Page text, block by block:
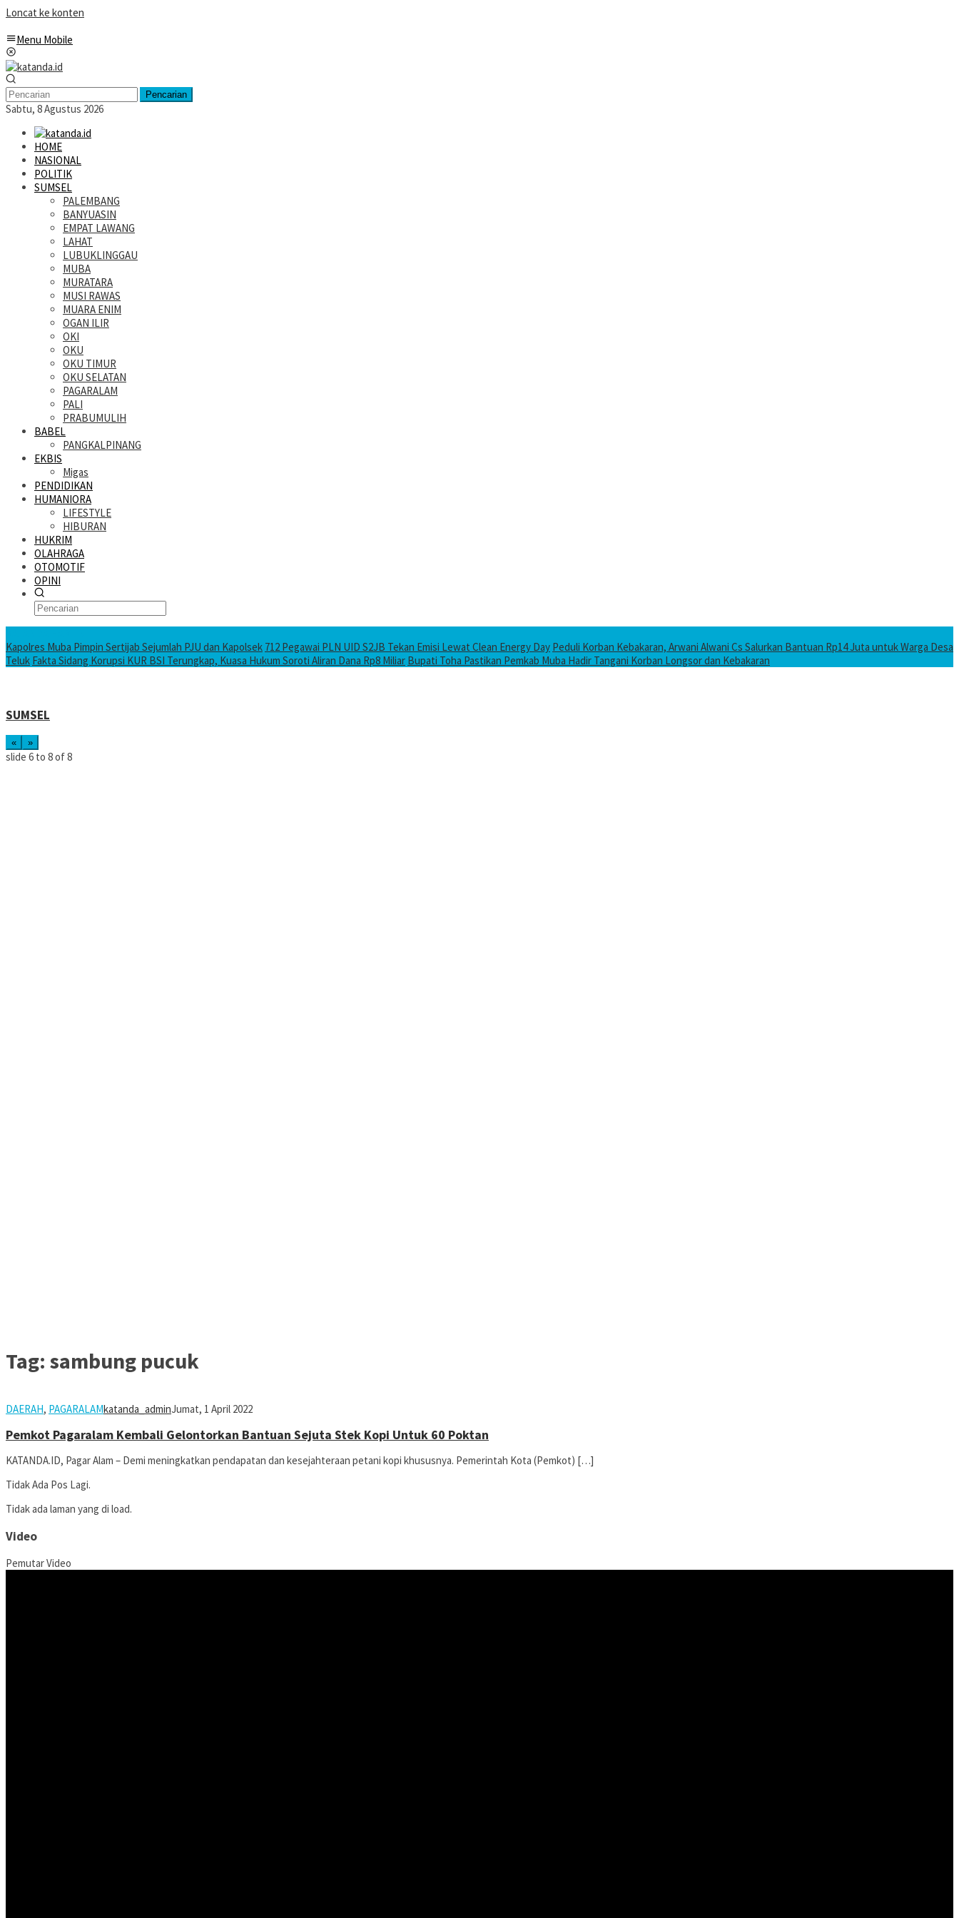
Loncat ke konten
Menu Mobile
Pencarian
Sabtu, 8 Agustus 2026
HOME
NASIONAL
POLITIK
SUMSEL
PALEMBANG
BANYUASIN
EMPAT LAWANG
LAHAT
LUBUKLINGGAU
MUBA
MURATARA
MUSI RAWAS
MUARA ENIM
OGAN ILIR
OKI
OKU
OKU TIMUR
OKU SELATAN
PAGARALAM
PALI
PRABUMULIH
BABEL
PANGKALPINANG
EKBIS
Migas
PENDIDIKAN
HUMANIORA
LIFESTYLE
HIBURAN
HUKRIM
OLAHRAGA
OTOMOTIF
OPINI
Kapolres Muba Pimpin Sertijab Sejumlah PJU dan Kapolsek 712 Pegawai PLN UID S2JB Tekan Emisi Lewat Clean Energy Day Peduli Korban Kebakaran, Arwani Alwani Cs Salurkan Bantuan Rp14 Juta untuk Warga Desa
Teluk Fakta Sidang Korupsi KUR BSI Terungkap, Kuasa Hukum Soroti Aliran Dana Rp8 Miliar Bupati Toha Pastikan Pemkab Muba Hadir Tangani Korban Longsor dan Kebakaran
SUMSEL
« »
slide 6 to 8of 8
Tag: sambung pucuk
DAERAH, PAGARALAMkatanda_adminJumat, 1 April 2022
Pemkot Pagaralam Kembali Gelontorkan Bantuan Sejuta Stek Kopi Untuk 60 Poktan
KATANDA.ID, Pagar Alam – Demi meningkatkan pendapatan dan kesejahteraan petani kopi khususnya. Pemerintah Kota (Pemkot) […]
Tidak Ada Pos Lagi.
Tidak ada laman yang di load.
Video
Pemutar Video